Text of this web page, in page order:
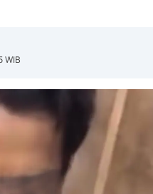
WIB